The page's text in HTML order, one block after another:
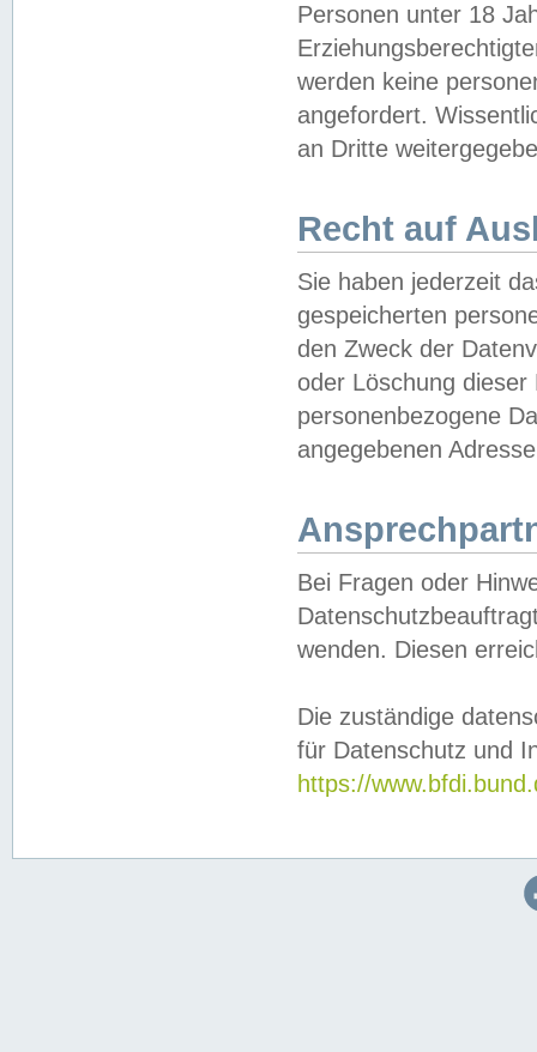
Personen unter 18
werden keine
angefordert.
an Dritte
Recht auf
Sie haben jederzeit
gespeicherten
den Zweck der
oder Löschung
personenbezogene
angegebenen
Bei Fragen oder
wenden. Diesen
Die zuständige
für Datenschutz und
https://